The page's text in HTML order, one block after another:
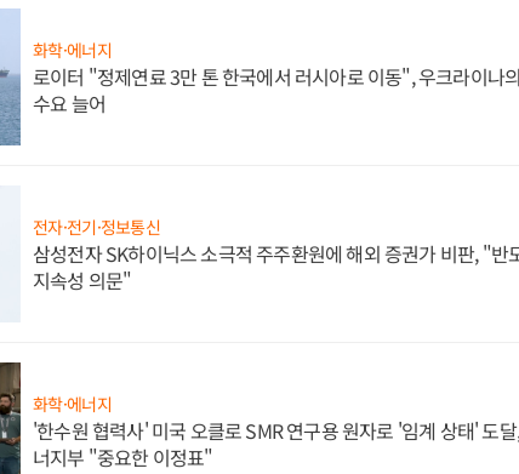
화학·에너지
로이터 "정제연료 3만 톤 한국에서 러시아로 이동", 우크라이나
수요 늘어
전자·전기·정보통신
삼성전자 SK하이닉스 소극적 주주환원에 해외 증권가 비판, "반
지속성 의문"
화학·에너지
'한수원 협력사' 미국 오클로 SMR 연구용 원자로 '임계 상태' 도
너지부 "중요한 이정표"